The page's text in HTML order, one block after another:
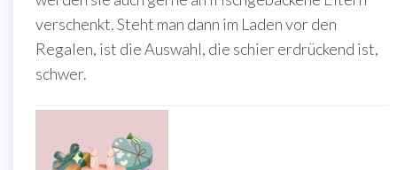
verschenkt. Steht man dann im Laden vor den
Regalen, ist die Auswahl, die schier erdrückend ist,
schwer.